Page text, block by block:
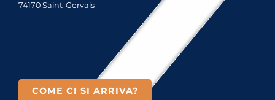
74170 Saint-Gervais
COME CI SI ARRIVA?